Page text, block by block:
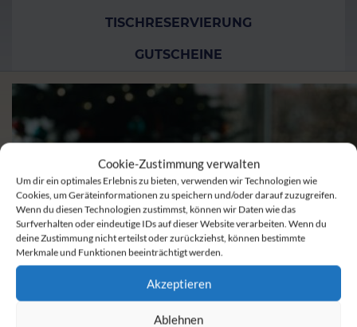
Cookie-Zustimmung verwalten
Um dir ein optimales Erlebnis zu bieten, verwenden wir Technologien wie
Cookies, um Geräteinformationen zu speichern und/oder darauf zuzugreifen.
Wenn du diesen Technologien zustimmst, können wir Daten wie das
Surfverhalten oder eindeutige IDs auf dieser Website verarbeiten. Wenn du
deine Zustimmung nicht erteilst oder zurückziehst, können bestimmte
Merkmale und Funktionen beeinträchtigt werden.
Akzeptieren
Ablehnen
TISCHRESERVIERUNG
GUTSCHEINE